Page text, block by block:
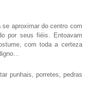
aproximar do centro com
por seus fiéis. Entoavam
com toda a certeza
punhais, porretes, pedras